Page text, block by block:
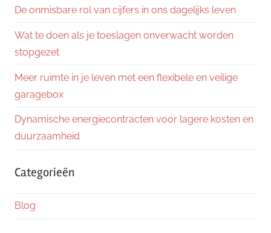
De onmisbare rol van cijfers in ons dagelijks leven
Wat te doen als je toeslagen onverwacht worden
stopgezet
Meer ruimte in je leven met een flexibele en veilige
garagebox
Dynamische energiecontracten voor lagere kosten en
duurzaamheid
Categorieën
Blog